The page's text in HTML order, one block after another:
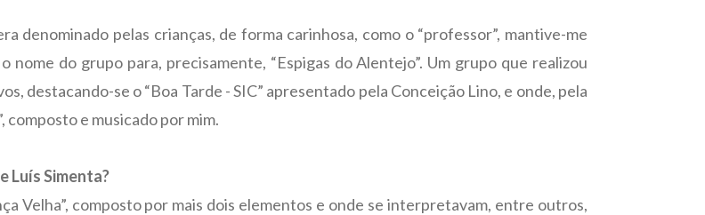
denominado pelas crianças, de forma carinhosa, como o “professor”, mantive-me
nome do grupo para, precisamente, “Espigas do Alentejo”. Um grupo que realizou
destacando-se o “Boa Tarde - SIC” apresentado pela Conceição Lino, e onde, pela
composto e musicado por mim.
Luís Simenta?
Velha”, composto por mais dois elementos e onde se interpretavam, entre outros,